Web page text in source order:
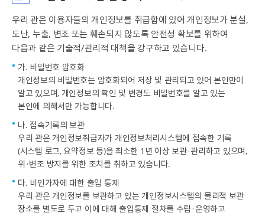
우리 관은 이용자들의 개인정보를 취급함에 있어 개인정보가 분실,
도난, 누출, 변조 또는 훼손되지 않도록 안전성 확보를 위하여
다음과 같은 기술적/관리적 대책을 강구하고 있습니다.
가. 비밀번호 암호화
개인정보의 비밀번호는 암호화되어 저장 및 관리되고 있어 본인만이
알고 있으며, 개인정보의 확인 및 변경도 비밀번호를 알고 있는
본인에 의해서만 가능합니다.
나. 접속기록의 보관
우리 관은 개인정보취급자가 개인정보처리시스템에 접속한 기록
(시스템 로그, 요약정보 등)을 최소한 1년 이상 보관·관리하고 있으며,
위·변조 방지를 위한 조치를 취하고 있습니다.
다. 비인가자에 대한 출입 통제
우리 관은 개인정보를 보관하고 있는 개인정보시스템의 물리적 보관
장소를 별도로 두고 이에 대해 출입통제 절차를 수립·운영하고